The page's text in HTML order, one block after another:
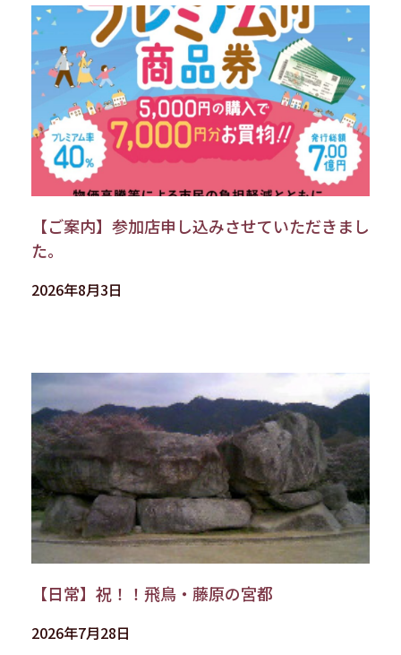
【ご案内】参加店申し込みさせていただきまし
た。
2026年8月3日
【日常】祝！！飛鳥・藤原の宮都
2026年7月28日